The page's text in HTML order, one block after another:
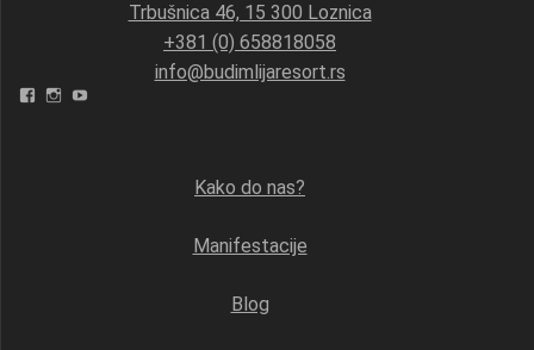
Trbušnica 46, 15 300 Loznica
+381 (0) 658818058
info@budimlijaresort.rs
FacebookInstagram
Kako do nas?
Manifestacije
Blog